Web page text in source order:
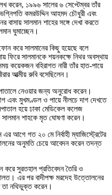
করেন, ১৯৯৬ সালের ৬ সেপ্টেম্বর তাঁর
কমরউদ্দিন আহমদ চৌধুরী এবং
বাসায় সালমান শাহের সঙ্গে দেখা করতে
ঘুমাচ্ছেন।
করে সালমানের কিছু হয়েছে বলে
ফিরে সালমানকে শয়নকক্ষে নিথর অবস্থায়
কয়েকজন বহিরাগত নারী তাঁর হাত-পায়ে
আত্মীয় রুবি বসেছিলেন।
নেওয়ার জন্য অনুরোধ করেন।
এবং মুখমণ্ডল ও পায়ে নীলচে দাগ দেখতে
হয়ে ঢাকা মেডিকেল কলেজ
সালমান শাহকে মৃত ঘোষণা করেন।
আগে গত ২০ মে নির্বাহী ম্যাজিস্ট্রেটের
অনুমতি চেয়ে আবেদন করেন তদন্ত
করে সুরতহাল প্রতিবেদন তৈরি ও
এর পর বাদীপক্ষ মরদেহ উত্তোলনের
নথিভুক্ত করেন।